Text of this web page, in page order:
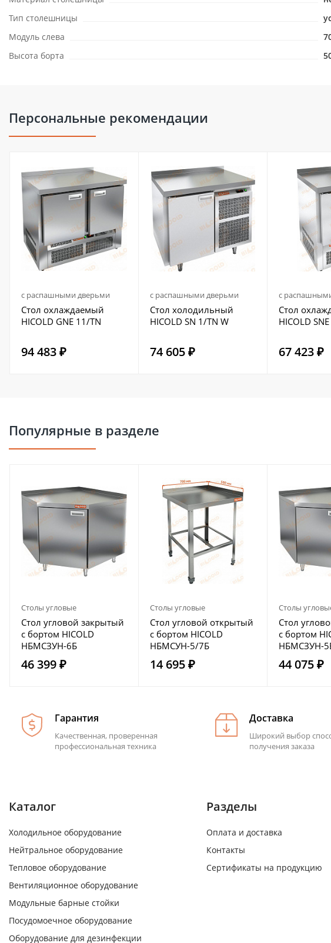
Тип столешницы
Модуль слева
Высота борта
Персональные рекомендации
с распашными дверьми
Стол охлаждаемый
HICOLD GNE 11/TN
94 483 ₽
с распашными дверьми
Стол холодильный
HICOLD SN 1/TN W
74 605 ₽
с
Стол
HICOLD
67 423 ₽
Популярные в разделе
Столы угловые
Стол угловой закрытый
с бортом HICOLD
НБМСЗУН-6Б
46 399 ₽
Столы угловые
Стол угловой открытый
с бортом HICOLD
НБМСУН-5/7Б
14 695 ₽
Столы
Стол
с бортом
НБМСЗУН-
44 075 ₽
Гарантия
Качественная, проверенная
профессиональная техника
Доставка
Широкий выбор
получения заказа
Каталог
Холодильное оборудование
Нейтральное оборудование
Тепловое оборудование
Вентиляционное оборудование
Модульные барные стойки
Посудомоечное оборудование
Оборудование для дезинфекции
Разделы
Оплата и доставка
Контакты
Сертификаты на продукцию